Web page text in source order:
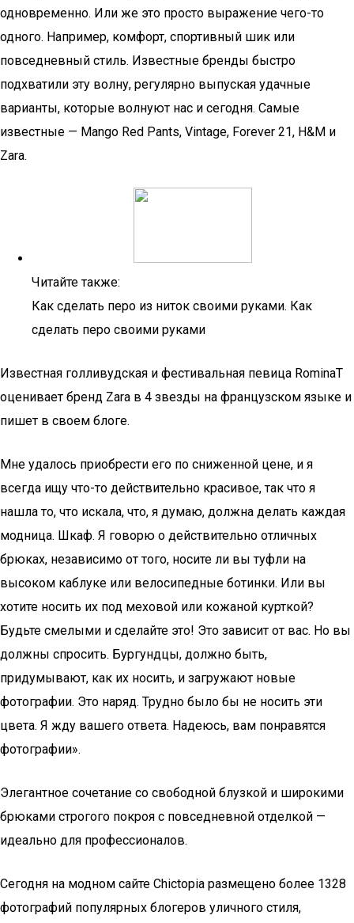
одновременно. Или же это просто выражение чего-то
одного. Например, комфорт, спортивный шик или
повседневный стиль. Известные бренды быстро
подхватили эту волну, регулярно выпуская удачные
варианты, которые волнуют нас и сегодня. Самые
известные — Mango Red Pants, Vintage, Forever 21, H&M и
Zara.
Читайте также:
Как сделать перо из ниток своими руками. Как
сделать перо своими руками
Известная голливудская и фестивальная певица RominaT
оценивает бренд Zara в 4 звезды на французском языке и
пишет в своем блоге.
Мне удалось приобрести его по сниженной цене, и я
всегда ищу что-то действительно красивое, так что я
нашла то, что искала, что, я думаю, должна делать каждая
модница. Шкаф. Я говорю о действительно отличных
брюках, независимо от того, носите ли вы туфли на
высоком каблуке или велосипедные ботинки. Или вы
хотите носить их под меховой или кожаной курткой?
Будьте смелыми и сделайте это! Это зависит от вас. Но вы
должны спросить. Бургундцы, должно быть,
придумывают, как их носить, и загружают новые
фотографии. Это наряд. Трудно было бы не носить эти
цвета. Я жду вашего ответа. Надеюсь, вам понравятся
фотографии».
Элегантное сочетание со свободной блузкой и широкими
брюками строгого покроя с повседневной отделкой —
идеально для профессионалов.
Сегодня на модном сайте Chictopia размещено более 1328
фотографий популярных блогеров уличного стиля,